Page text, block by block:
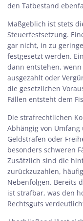
den Tatbestand
Maßgeblich ist stets
Steuerfestsetzung.
gar nicht, in zu
festgesetzt werden.
dann entstehen,
ausgezahlt oder
die gesetzlichen
Fällen entsteht dem
Die strafrechtlichen
Abhängig von
Geldstrafen oder
besonders schweren
Zusätzlich sind die
zurückzuzahlen,
Nebenfolgen. Bereits
ist strafbar, was den
Rechtsguts